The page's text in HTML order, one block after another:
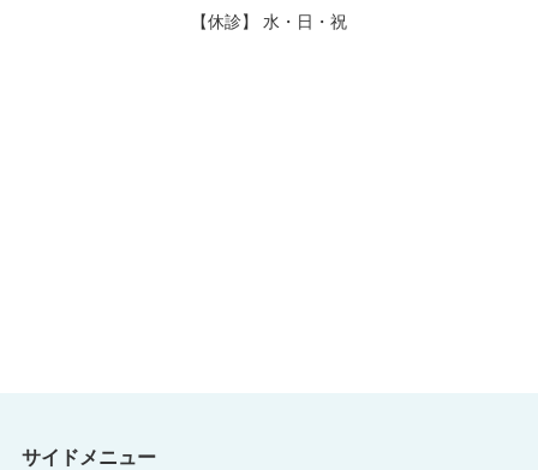
【休診】 水・日・祝
サイドメニュー